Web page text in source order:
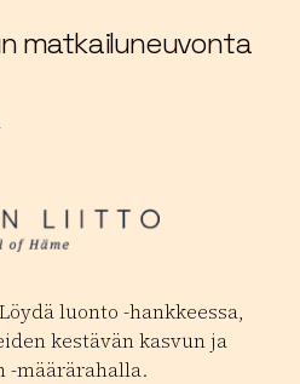
matkailuneuvonta
luonto -hankkeessa,
kestävän kasvun ja
-määrärahalla.